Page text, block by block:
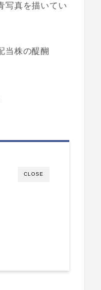
写真を描いてい
当株の醍醐
CLOSE